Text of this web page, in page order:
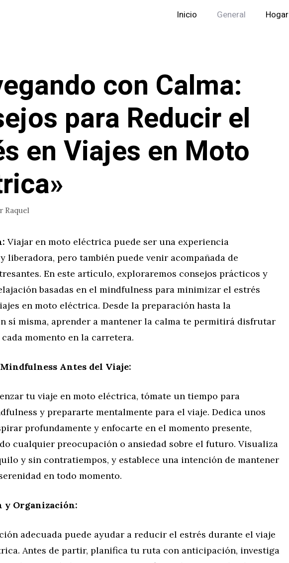
Inicio General Hogar
con Calma:
para Reducir el
en Viajes en Moto
Raquel
Viajar en moto eléctrica puede ser una experiencia
liberadora, pero también puede venir acompañada de
En este artículo, exploraremos consejos prácticos y
basadas en el mindfulness para minimizar el estrés
en moto eléctrica. Desde la preparación hasta la
sí misma, aprender a mantener la calma te permitirá disfrutar
momento en la carretera.
Antes del Viaje:
tu viaje en moto eléctrica, tómate un tiempo para
y prepararte mentalmente para el viaje. Dedica unos
profundamente y enfocarte en el momento presente,
cualquier preocupación o ansiedad sobre el futuro. Visualiza
y sin contratiempos, y establece una intención de mantener
en todo momento.
y Organización:
adecuada puede ayudar a reducir el estrés durante el viaje
Antes de partir, planifica tu ruta con anticipación, investiga